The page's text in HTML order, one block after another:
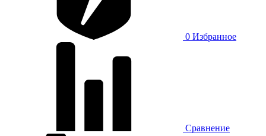
0 Избранное
Сравнение